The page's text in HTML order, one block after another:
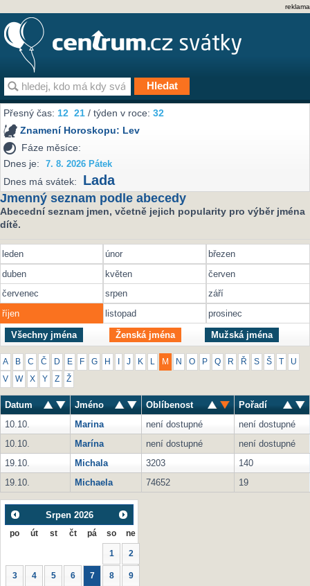
reklama
Přesný čas:12 21 / týden v roce:32
Znamení Horoskopu: Lev
Fáze měsíce:
Dnes je:
7. 8. 2026 Pátek
Dnes má svátek: Lada
Jmenný seznam podle abecedy
Abecední seznam jmen, včetně jejich popularity pro výběr jména
dítě.
leden únor
březen
duben
květen
červen
červenec
srpen
září
říjen
listopad prosinec
Všechny jména Ženská jména Mužská jména
A B C Č D E F G H J K M N O P Q R Ř S Š U
V W X Y Z Ž
Datum Jméno Oblíbenost
Pořadí
10.10.
Marina není dostupné
není dostupné
10.10.
Marína není dostupné
není dostupné
19.10.
Michala 3203
140
19.10.
Michaela 74652 19
Srpen 2026
po út st čt pá so ne
1 2
3 4 5 6 7 8 9